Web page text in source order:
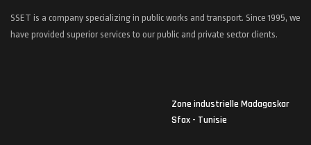
SSET is a company specializing in public works and transport. Since 1995, we
have provided superior services to our public and private sector clients.
Zone industrielle Madagaskar
Sfax - Tunisie